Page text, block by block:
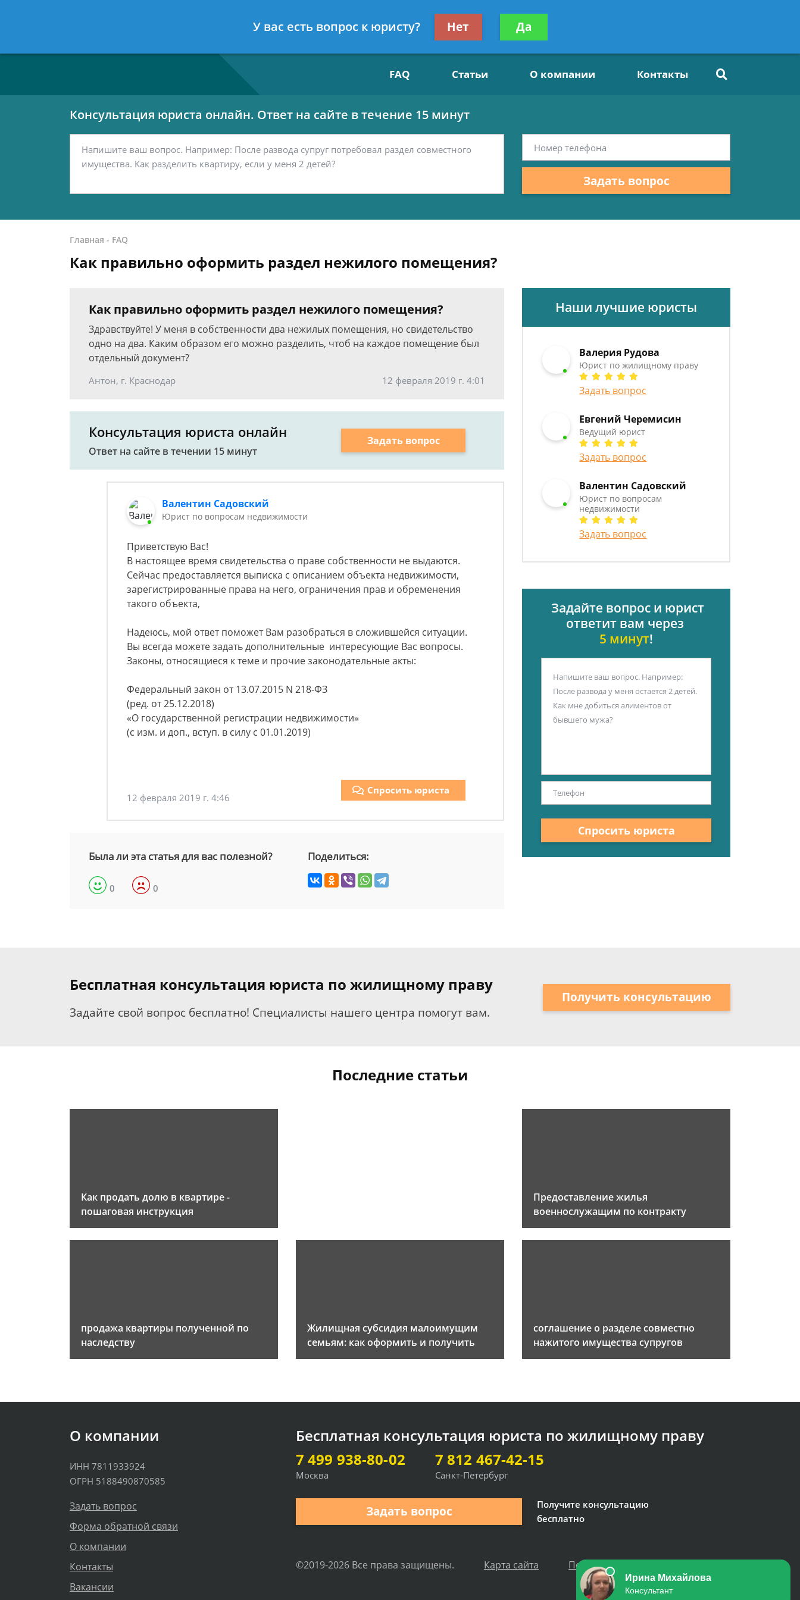
7 812 467-42-15
Получите консультацию
бесплатно
FAQ Статьи О компании Контакты
Консультация юриста онлайн. Ответ на сайте в течение 15 минут
Задать вопрос
Главная - FAQ
Как правильно оформить раздел нежилого помещения?
Как правильно оформить раздел нежилого помещения?
Здравствуйте! У меня в собственности два нежилых помещения, но свидетельство
одно на два. Каким образом его можно разделить, чтоб на каждое помещение был
отдельный документ?
Антон, г. Краснодар 12 февраля 2019 г. 4:01
Консультация юриста онлайн
Ответ на сайте в течении 15 минут
Задать вопрос
Валентин Садовский
Юрист по вопросам недвижимости
Приветствую Вас!
В настоящее время свидетельства о праве собственности не выдаются.
Сейчас предоставляется выписка с описанием объекта недвижимости,
зарегистрированные права на него, ограничения прав и обременения
такого объекта,
Надеюсь, мой ответ поможет Вам разобраться в сложившейся ситуации.
Вы всегда можете задать дополнительные интересующие Вас вопросы.
Законы, относящиеся к теме и прочие законодательные акты:
Федеральный закон от 13.07.2015 N 218-ФЗ
(ред. от 25.12.2018)
«О государственной регистрации недвижимости»
(с изм. и доп., вступ. в силу с 01.01.2019)
12 февраля 2019 г. 4:46
Спросить юриста
Была ли эта статья для вас полезной?
0 0
Поделиться:
Наши лучшие юристы
Валерия Рудова
Юрист по жилищному праву
Задать вопрос
Евгений Черемисин
Ведущий юрист
Задать вопрос
Валентин Садовский
Юрист по вопросам
недвижимости
Задать вопрос
Задайте вопрос и юрист
ответит вам через
5 минут!
Спросить юриста
Бесплатная консультация юриста по жилищному праву
Задайте свой вопрос бесплатно! Специалисты нашего центра помогут вам.
Получить консультацию
Последние статьи
Как продать долю в квартире -
пошаговая инструкция
Предоставление жилья
военнослужащим по контракту
продажа квартиры полученной по
наследству
Жилищная субсидия малоимущим
семьям: как оформить и получить
соглашение о разделе совместно
нажитого имущества супругов
О компании
ИНН 7811933924
ОГРН 5188490870585
Задать вопрос
Форма обратной связи
О компании
Контакты
Вакансии
Бесплатная консультация юриста по жилищному праву
7 499 938-80-02
Москва
7 812 467-42-15
Санкт-Петербург
Задать вопрос
Получите консультацию
бесплатно
©2019-2026 Все права защищены. Карта сайта Политика персональных данных
У вас есть вопрос к юристу? Нет Да